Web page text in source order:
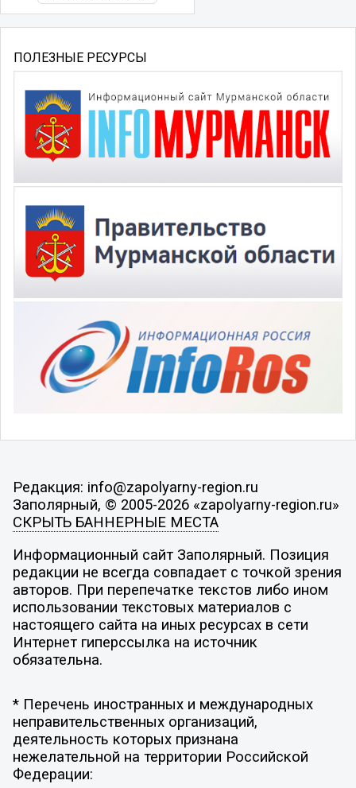
ПОЛЕЗНЫЕ РЕСУРСЫ
Редакция: info@zapolyarny-region.ru
Заполярный, © 2005-2026 «zapolyarny-region.ru»
СКРЫТЬ БАННЕРНЫЕ МЕСТА
Информационный сайт Заполярный. Позиция
редакции не всегда совпадает с точкой зрения
авторов. При перепечатке текстов либо ином
использовании текстовых материалов с
настоящего сайта на иных ресурсах в сети
Интернет гиперссылка на источник
обязательна.
* Перечень иностранных и международных
неправительственных организаций,
деятельность которых признана
нежелательной на территории Российской
Федерации: